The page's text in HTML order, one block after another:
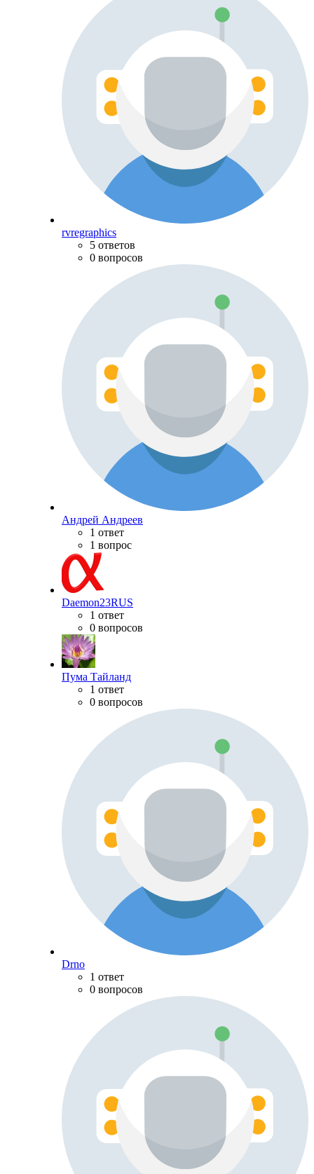
rvregraphics
5 ответов
0 вопросов
Андрей Андреев
1 ответ
1 вопрос
Daemon23RUS
1 ответ
0 вопросов
Пума Тайланд
1 ответ
0 вопросов
Drno
1 ответ
0 вопросов